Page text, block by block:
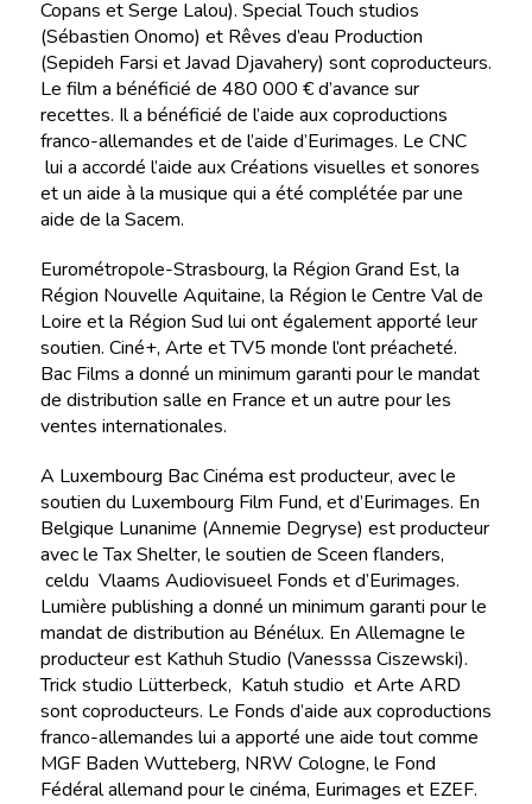
Copans et Serge Lalou). Special Touch studios
(Sébastien Onomo) et Rêves d’eau Production
(Sepideh Farsi et Javad Djavahery) sont coproducteurs.
Le film a bénéficié de 480 000 € d’avance sur
recettes. Il a bénéficié de l’aide aux coproductions
franco-allemandes et de l’aide d’Eurimages. Le CNC
lui a accordé l’aide aux Créations visuelles et sonores
et un aide à la musique qui a été complétée par une
aide de la Sacem.
Eurométropole-Strasbourg, la Région Grand Est, la
Région Nouvelle Aquitaine, la Région le Centre Val de
Loire et la Région Sud lui ont également apporté leur
soutien. Ciné+, Arte et TV5 monde l’ont préacheté.
Bac Films a donné un minimum garanti pour le mandat
de distribution salle en France et un autre pour les
ventes internationales.
A Luxembourg Bac Cinéma est producteur, avec le
soutien du Luxembourg Film Fund, et d’Eurimages. En
Belgique Lunanime (Annemie Degryse) est producteur
avec le Tax Shelter, le soutien de Sceen flanders,
celdu Vlaams Audiovisueel Fonds et d’Eurimages.
Lumière publishing a donné un minimum garanti pour le
mandat de distribution au Bénélux. En Allemagne le
producteur est Kathuh Studio (Vanesssa Ciszewski).
Trick studio Lütterbeck, Katuh studio et Arte ARD
sont coproducteurs. Le Fonds d’aide aux coproductions
franco-allemandes lui a apporté une aide tout comme
MGF Baden Wutteberg, NRW Cologne, le Fond
Fédéral allemand pour le cinéma, Eurimages et EZEF.